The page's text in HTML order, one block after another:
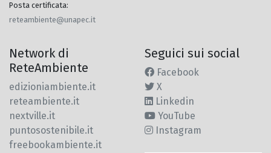
Posta certificata:
reteambiente@unapec.it
Network di
ReteAmbiente
edizioniambiente.it
reteambiente.it
nextville.it
puntosostenibile.it
freebookambiente.it
Seguici sui social
Facebook
X
Linkedin
YouTube
Instagram